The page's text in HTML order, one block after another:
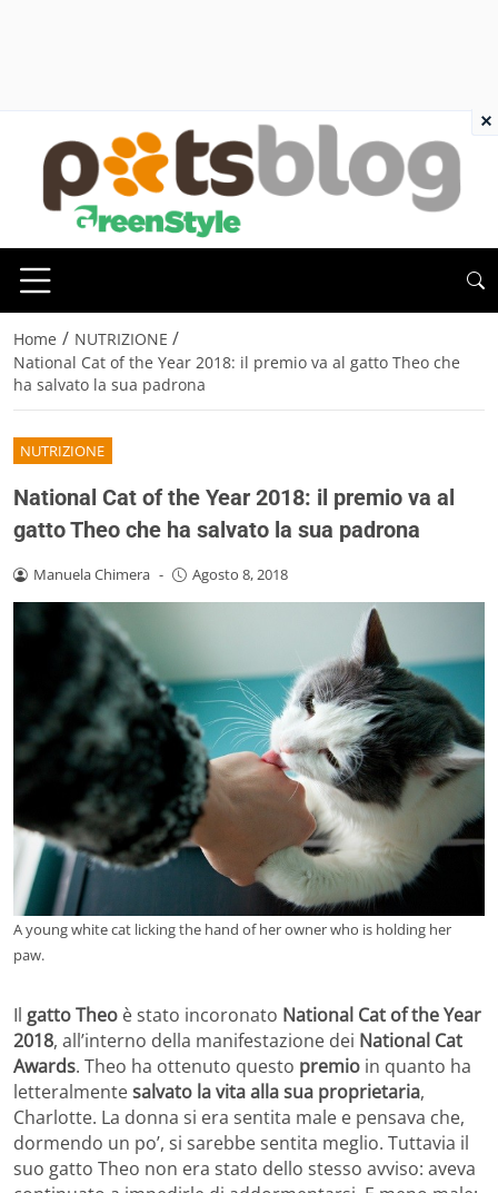
Home / NUTRIZIONE /
National Cat of the Year 2018: il premio va al gatto Theo che
ha salvato la sua padrona
NUTRIZIONE
National Cat of the Year 2018: il premio va al
gatto Theo che ha salvato la sua padrona
Manuela Chimera - Agosto 8, 2018
A young white cat licking the hand of her owner who is holding her
paw.
Il gatto Theo è stato incoronato National Cat of the Year
2018, all’interno della manifestazione dei National Cat
Awards. Theo ha ottenuto questo premio in quanto ha
letteralmentesalvato la vita alla sua proprietaria,
Charlotte. La donna si era sentita male e pensava che,
dormendo un po’, si sarebbe sentita meglio. Tuttavia il
suo gatto Theo non era stato dello stesso avviso: aveva
×